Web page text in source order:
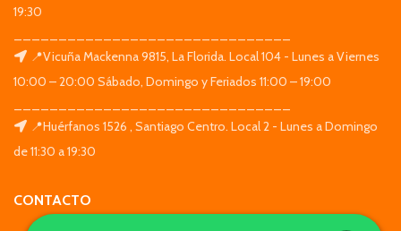
19:30
📍Vicuña Mackenna 9815, La Florida. Local 104 - Lunes a Viernes
10:00 – 20:00 Sábado, Domingo y Feriados 11:00 – 19:00
📍Huérfanos 1526 , Santiago Centro. Local 2 - Lunes a Domingo
de 11:30 a 19:30
CONTACTO